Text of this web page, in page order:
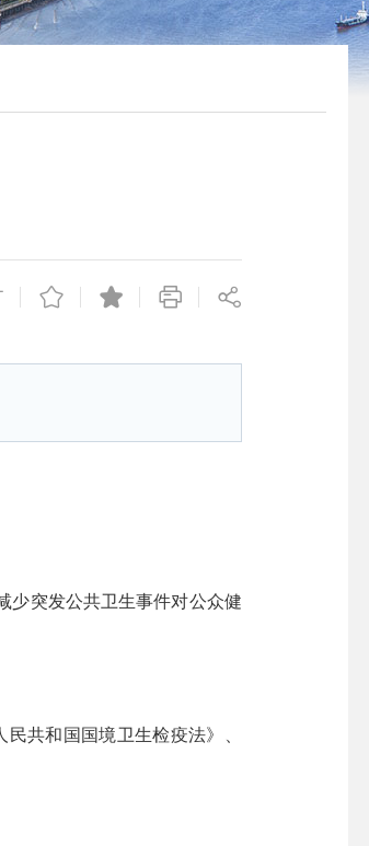
突发公共卫生事件对公众健
共和国国境卫生检疫法》、